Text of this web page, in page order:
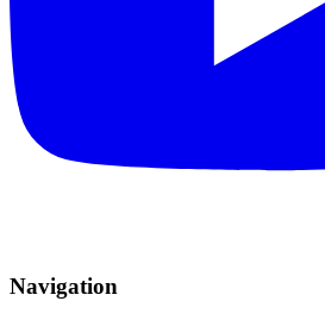
Navigation